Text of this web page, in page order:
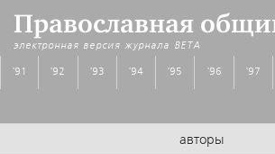
Православная
электронная версия журнала BETA
'91 '92 '93 '94 '95 '96 '97
авторы